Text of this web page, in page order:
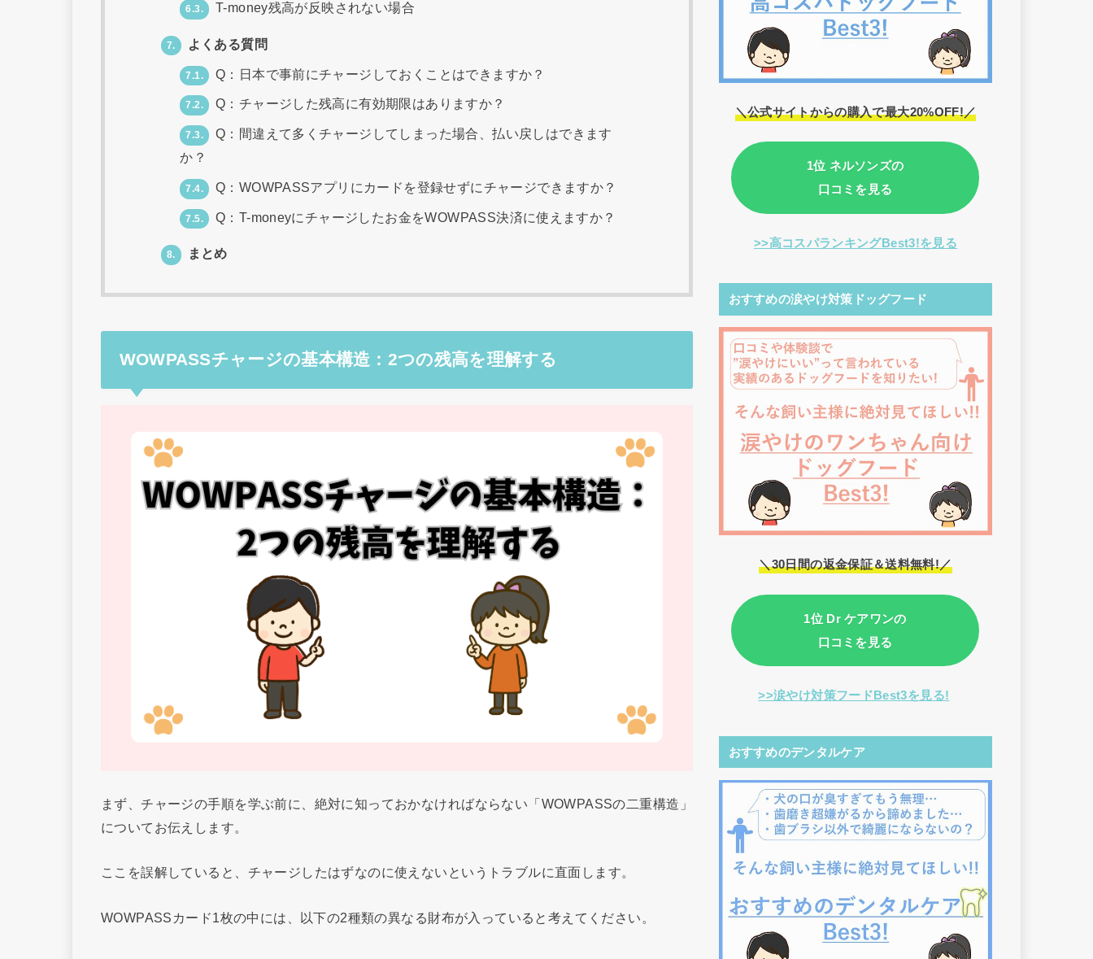
6.3. T-money残高が反映されない場合
7. よくある質問
7.1. Q：日本で事前にチャージしておくことはできますか？
7.2. Q：チャージした残高に有効期限はありますか？
7.3.
Q：間違えて多くチャージしてしまった場合、払い戻しはできます
か？
7.4. Q：WOWPASSアプリにカードを登録せずにチャージできますか？
7.5. Q：T-moneyにチャージしたお金をWOWPASS決済に使えますか？
8. まとめ
WOWPASSチャージの基本構造：2つの残高を理解する
まず、チャージの手順を学ぶ前に、絶対に知っておかなければならない「WOWPASSの二重構造」
についてお伝えします。
ここを誤解していると、チャージしたはずなのに使えないというトラブルに直面します。
WOWPASSカード1枚の中には、以下の2種類の異なる財布が入っていると考えてください。
＼公式サイトからの購入で最大20%OFF!／
1位 ネルソンズの
口コミを見る
>>高コスパランキングBest3!を見る
おすすめの涙やけ対策ドッグフード
＼30日間の返金保証＆送料無料!／
1位 Dr ケアワンの
口コミを見る
>>涙やけ対策フードBest3を見る!
おすすめのデンタルケア